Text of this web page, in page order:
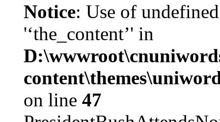
Notice: Use of
'‘the_content’' in
on line 47